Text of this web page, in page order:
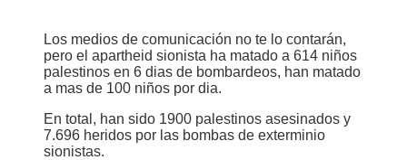
Los medios de comunicación no te lo contarán,
pero el apartheid sionista ha matado a 614 niños
palestinos en 6 dias de bombardeos, han matado
a mas de 100 niños por dia.
En total, han sido 1900 palestinos asesinados y
7.696 heridos por las bombas de exterminio
sionistas.